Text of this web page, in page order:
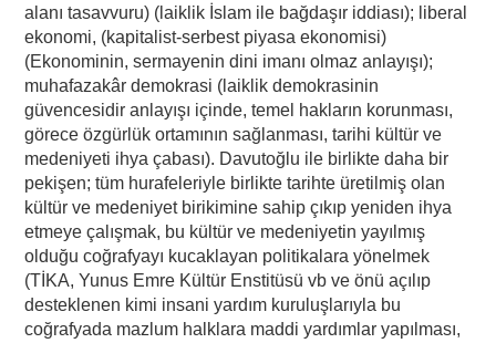
alanı tasavvuru) (laiklik İslam ile bağdaşır iddiası); liberal
ekonomi, (kapitalist-serbest piyasa ekonomisi)
(Ekonominin, sermayenin dini imanı olmaz anlayışı);
muhafazakâr demokrasi (laiklik demokrasinin
güvencesidir anlayışı içinde, temel hakların korunması,
görece özgürlük ortamının sağlanması, tarihi kültür ve
medeniyeti ihya çabası). Davutoğlu ile birlikte daha bir
pekişen; tüm hurafeleriyle birlikte tarihte üretilmiş olan
kültür ve medeniyet birikimine sahip çıkıp yeniden ihya
etmeye çalışmak, bu kültür ve medeniyetin yayılmış
olduğu coğrafyayı kucaklayan politikalara yönelmek
(TİKA, Yunus Emre Kültür Enstitüsü vb ve önü açılıp
desteklenen kimi insani yardım kuruluşlarıyla bu
coğrafyada mazlum halklara maddi yardımlar yapılması,